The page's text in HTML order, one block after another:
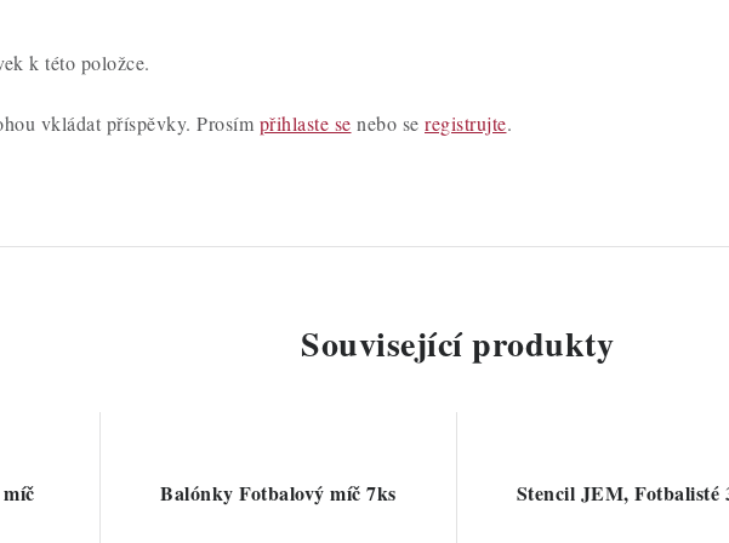
k této položce.
vkládat příspěvky. Prosím přihlaste se nebo se registrujte.
Související produkty
Balónky Fotbalový míč 7ks Stencil JEM, Fotbalisté